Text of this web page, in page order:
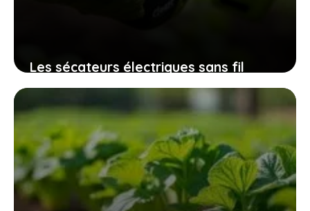
Les sécateurs électriques sans fil
32mm qui révolutionnent l’entretien
des espaces verts sans fatigue
excessive
9 novembre 2025